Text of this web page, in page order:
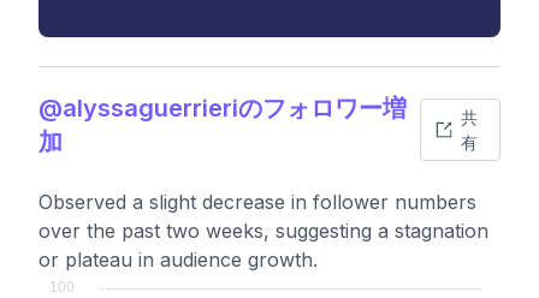
@alyssaguerrieriのフォロワー増
加
共
有
Observed a slight decrease in follower numbers
over the past two weeks, suggesting a stagnation
or plateau in audience growth.